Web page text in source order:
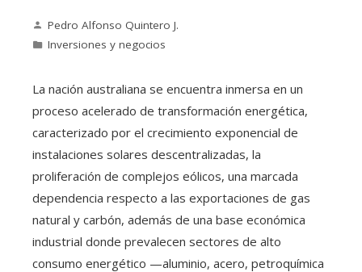
Pedro Alfonso Quintero J.
Inversiones y negocios
La nación australiana se encuentra inmersa en un
proceso acelerado de transformación energética,
caracterizado por el crecimiento exponencial de
instalaciones solares descentralizadas, la
proliferación de complejos eólicos, una marcada
dependencia respecto a las exportaciones de gas
natural y carbón, además de una base económica
industrial donde prevalecen sectores de alto
consumo energético —aluminio, acero, petroquímica